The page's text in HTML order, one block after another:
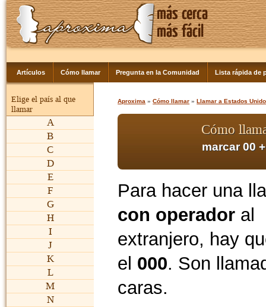
Artículos Cómo llamar Pregunta en la Comunidad Lista rápida de
Elige el país al que
llamar
A
B
C
D
E
F
G
H
I
J
K
L
M
N
Aproxima »Cómo llamar »Llamar a Estados
Cómo
marcar 00
Para hacer una
con operador al
extranjero, hay
el 000. Son
caras.